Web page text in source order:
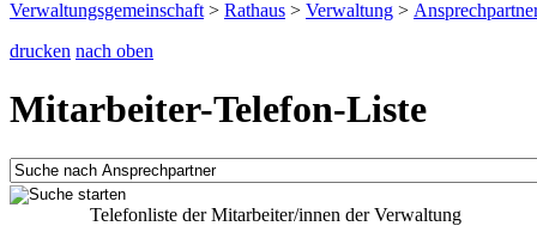
Verwaltungsgemeinschaft > Rathaus > Verwaltung >
drucken nach oben
Mitarbeiter-Telefon-Liste
Telefonliste der Mitarbeiter/innen der Verwaltung